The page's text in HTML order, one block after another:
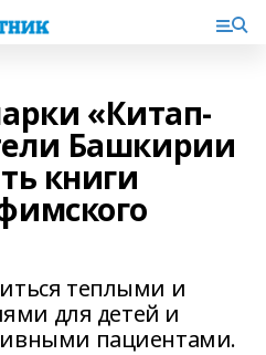
«Китап-
Башкирии
книги
теплыми и
для детей и
пациентами.